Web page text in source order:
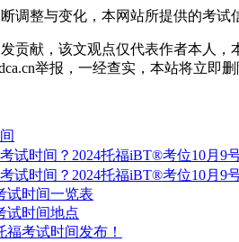
调整与变化，本网站所提供的考试
贡献，该文观点仅代表作者本人
举报，一经查实，本站将立即删
试时间？2024托福iBT®考位10月9
试时间？2024托福iBT®考位10月9
试时间一览表
试时间地点
福考试时间发布！